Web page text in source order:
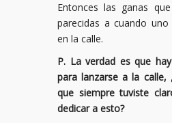
Entonces las ganas
parecidas a cuando
en la calle.
P. La verdad es que
para lanzarse a la calle,
que siempre tuviste
dedicar a esto?